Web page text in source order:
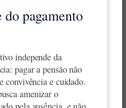
do pagamento
independe da
pagar a pensão não
convivência e cuidado.
amenizar o